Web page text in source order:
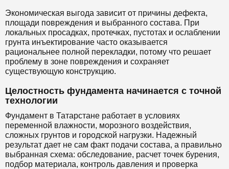
Экономическая выгода зависит от причины дефекта,
площади повреждения и выбранного состава. При
локальных просадках, протечках, пустотах и ослаблении
грунта инъектирование часто оказывается
рациональнее полной перекладки, потому что решает
проблему в зоне повреждения и сохраняет
существующую конструкцию.
Целостность фундамента начинается с точной
технологии
Фундамент в Татарстане работает в условиях
переменной влажности, морозного воздействия,
сложных грунтов и городской нагрузки. Надежный
результат дает не сам факт подачи состава, а правильно
выбранная схема: обследование, расчет точек бурения,
подбор материала, контроль давления и проверка